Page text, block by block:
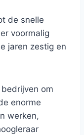
de snelle
voormalig
jaren zestig en
om
enorme
werken,